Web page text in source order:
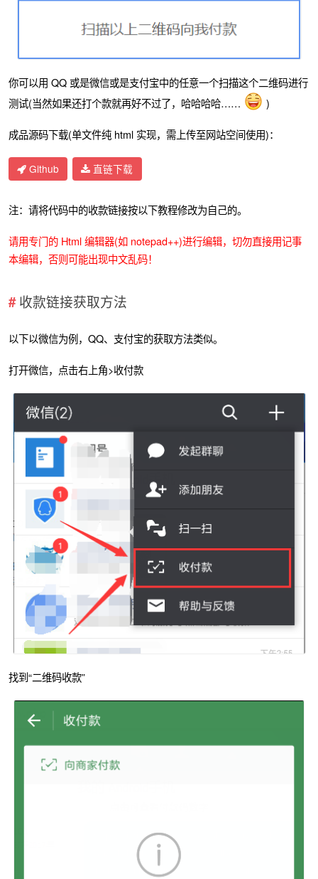
你可以用 QQ 或是微信或是支付宝中的任意一个扫描这个二维码进行
测试(当然如果还打个款就再好不过了，哈哈哈哈……
)
成品源码下载(单文件纯 html 实现，需上传至网站空间使用)：
Github 直链下载
注：请将代码中的收款链接按以下教程修改为自己的。
请用专门的 Html 编辑器(如 notepad++)进行编辑，切勿直接用记事
本编辑，否则可能出现中文乱码！
收款链接获取方法
以下以微信为例，QQ、支付宝的获取方法类似。
打开微信，点击右上角>收付款
找到“二维码收款”